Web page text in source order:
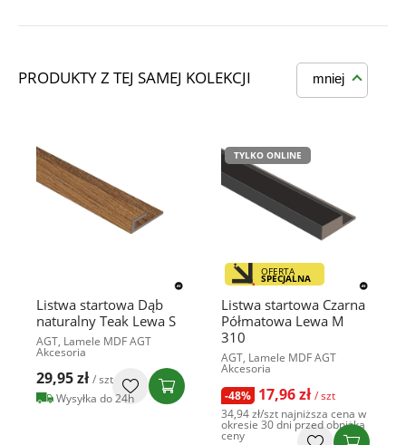
PRODUKTY Z TEJ SAMEJ KOLEKCJI mniej
Listwa startowa Dąb
naturalny Teak Lewa S
AGT, Lamele MDF AGT
Akcesoria
29,95 zł / szt
Wysyłka do 24h
OFERTA
SPECJALNA
TYLKO ONLINE
Listwa startowa Czarna
Półmatowa Lewa M
310
AGT, Lamele MDF AGT
Akcesoria
-48% 17,96 zł / szt
34,94 zł/szt najniższa cena w
okresie 30 dni przed obniżką
ceny